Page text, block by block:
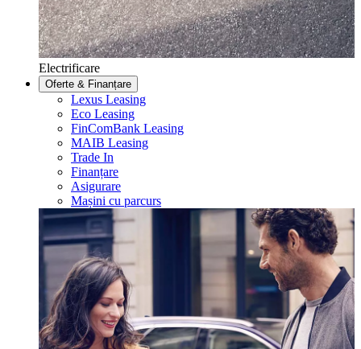
Electrificare
Oferte & Finanțare
Lexus Leasing
Eco Leasing
FinComBank Leasing
MAIB Leasing
Trade In
Finanțare
Asigurare
Mașini cu parcurs